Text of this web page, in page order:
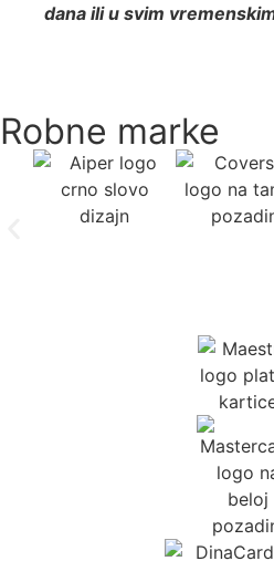
dana ili u svim
Robne marke